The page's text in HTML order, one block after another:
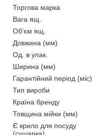
Торгова марка
Вага ящ.
Об'єм ящ.
Довжина (мм)
Од. в упак.
Ширина (мм)
Гарантійний період (міс)
Тип вироби
Країна бренду
Товщина мійки (мм)
Є крило для посуду
(сушарка)